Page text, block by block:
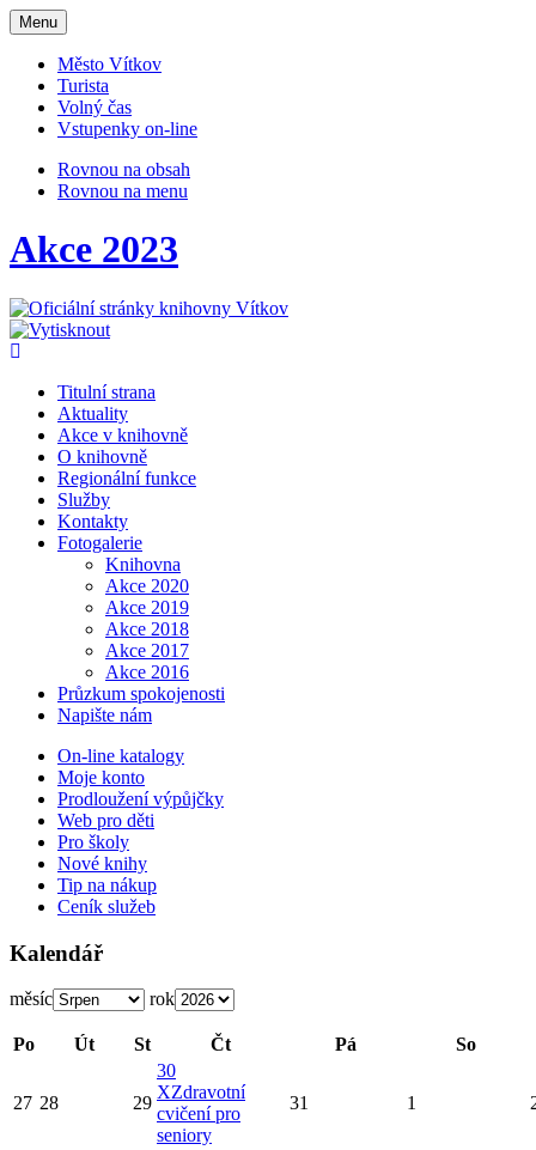
Otevřit
navigaci
Menu
Město Vítkov
Turista
Volný čas
Vstupenky on-line
Rovnou na obsah
Rovnou na menu
Akce 2023
Titulní strana
Aktuality
Akce v knihovně
O knihovně
Regionální funkce
Služby
Kontakty
Fotogalerie
Knihovna
Akce 2020
Akce 2019
Akce 2018
Akce 2017
Akce 2016
Průzkum spokojenosti
Napište nám
On-line katalogy
Moje konto
Prodloužení výpůjčky
Web pro děti
Pro školy
Nové knihy
Tip na nákup
Ceník služeb
Kalendář
měsíc rok
Po Út St Čt Pá So
27 28 29
30
XZdravotní
cvičení pro
seniory
31 1